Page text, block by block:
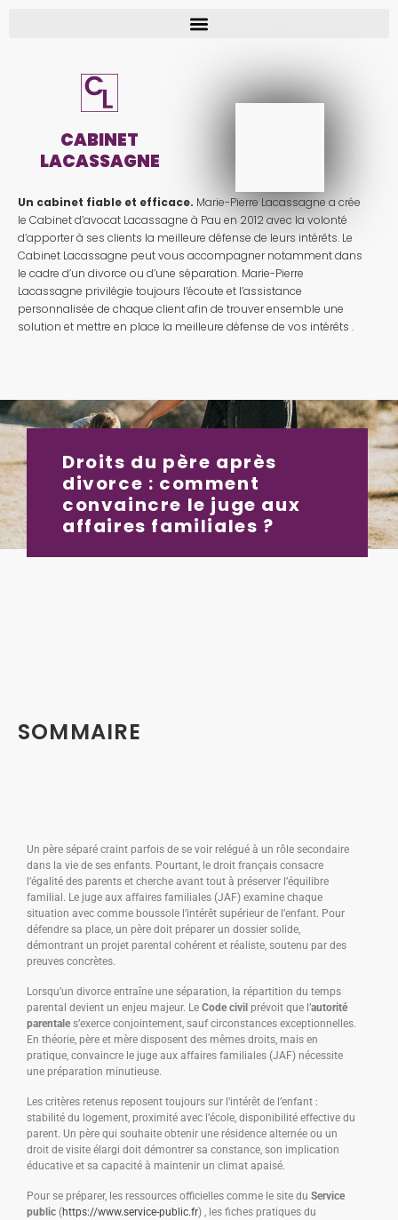
CABINET
LACASSAGNE
Un cabinet fiable et efficace. Marie-Pierre Lacassagne a crée
le Cabinet d’avocat Lacassagne à Pau en 2012 avec la volonté
d’apporter à ses clients la meilleure défense de leurs intérêts. Le
Cabinet Lacassagne peut vous accompagner notamment dans
le cadre d’un divorce ou d’une séparation. Marie-Pierre
Lacassagne privilégie toujours l’écoute et l’assistance
personnalisée de chaque client afin de trouver ensemble une
solution et mettre en place la meilleure défense de vos intérêts .
Droits du père après
divorce : comment
convaincre le juge aux
affaires familiales ?
SOMMAIRE
Un père séparé craint parfois de se voir relégué à un rôle secondaire
dans la vie de ses enfants. Pourtant, le droit français consacre
l’égalité des parents et cherche avant tout à préserver l’équilibre
familial. Le juge aux affaires familiales (JAF) examine chaque
situation avec comme boussole l’intérêt supérieur de l’enfant. Pour
défendre sa place, un père doit préparer un dossier solide,
démontrant un projet parental cohérent et réaliste, soutenu par des
preuves concrètes.
Lorsqu’un divorce entraîne une séparation, la répartition du temps
parental devient un enjeu majeur. Le Code civil prévoit que l’autorité
parentale s’exerce conjointement, sauf circonstances exceptionnelles.
En théorie, père et mère disposent des mêmes droits, mais en
pratique, convaincre le juge aux affaires familiales (JAF) nécessite
une préparation minutieuse.
Les critères retenus reposent toujours sur l’intérêt de l’enfant :
stabilité du logement, proximité avec l’école, disponibilité effective du
parent. Un père qui souhaite obtenir une résidence alternée ou un
droit de visite élargi doit démontrer sa constance, son implication
éducative et sa capacité à maintenir un climat apaisé.
Pour se préparer, les ressources officielles comme le site du Service
public (https://www.service-public.fr) , les fiches pratiques du